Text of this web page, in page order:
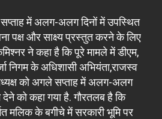
में अलग-अलग दिनों में उपस्थित
पक्ष और साक्ष्य प्रस्तुत करने के लिए
ने कहा है कि पूरे मामले में डीएम,
निगम के अधिशासी अभियंता,राजस्व
को अगले सप्ताह में अलग-अलग
को कहा गया है. गौरतलब है कि
मलिक के बगीचे में सरकारी भूमि पर